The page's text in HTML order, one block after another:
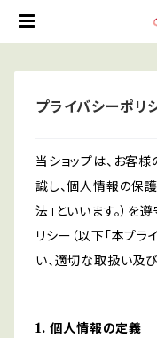
プライバシーポリ
当ショップは、お客
識し、個人情報の保
法」といいます。）を
リシー（以下「本プラ
い、適切な取扱い及
1. 個人情報の定義